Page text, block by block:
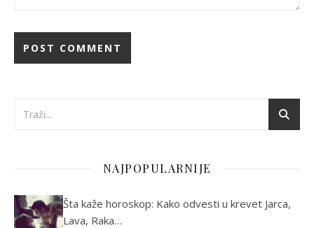
NAJPOPULARNIJE
Šta kaže horoskop: Kako odvesti u krevet Jarca,
Lava, Raka…